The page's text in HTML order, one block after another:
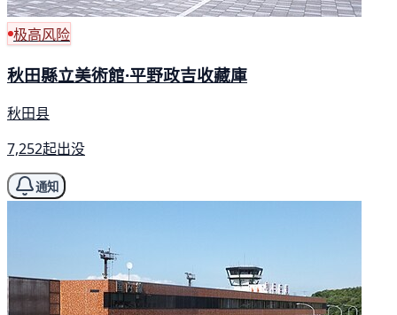
极高风险
秋田縣立美術館·平野政吉收藏庫
秋田县
7,252起出没
通知